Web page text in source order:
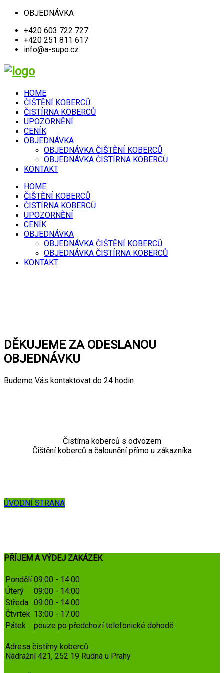
OBJEDNÁVKA
+420 603 722 727
+420 251 811 617
info@a-supo.cz
HOME
ČIŠTĚNÍ KOBERCŮ
ČISTÍRNA KOBERCŮ
UPOZORNĚNÍ
CENÍK
OBJEDNÁVKA
OBJEDNÁVKA ČIŠTĚNÍ KOBERCŮ
OBJEDNÁVKA ČISTÍRNA KOBERCŮ
KONTAKT
HOME
ČIŠTĚNÍ KOBERCŮ
ČISTÍRNA KOBERCŮ
UPOZORNĚNÍ
CENÍK
OBJEDNÁVKA
OBJEDNÁVKA ČIŠTĚNÍ KOBERCŮ
OBJEDNÁVKA ČISTÍRNA KOBERCŮ
KONTAKT
DĚKUJEME ZA ODESLANOU
OBJEDNÁVKU
Budeme Vás kontaktovat do 24 hodin
Čistírna koberců s odvozem
Čištění koberců a čalounění přímo u zákazníka
ÚVODNÍ STRANA
PŘÍJEM A VÝDEJ ZAKÁZEK
Pondělí 09:00 - 14:00
Úterý
09:00 - 14:00
Středa 09:00 - 14:00
Čtvrtek 13:00 - 17:00
Pátek
pouze po předchozí telefonické dohodě
Adresa čistírny koberců:
Nádražní 421, 252 19 Rudná u Prahy